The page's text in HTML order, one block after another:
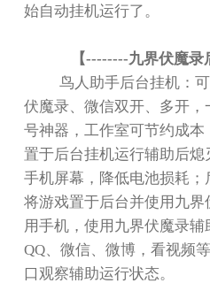
始自动挂机运行了。
【--------九界伏魔录
鸟人助手后台挂机：
伏魔录、微信双开、多开
号神器，工作室可节约成
置于后台挂机运行辅助后
手机屏幕，降低电池损耗；
将游戏置于后台并使用九
用手机，使用九界伏魔录
QQ 、微信、微博，看视频
口观察辅助运行状态。